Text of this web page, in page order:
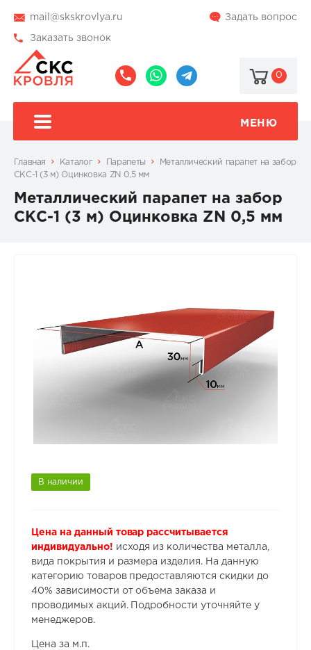
mail@skskrovlya.ru Задать вопрос
Заказать звонок
0
МЕНЮ
Главная Каталог Парапеты
Металлический парапет на забор
СКС-1 (3 м) Оцинковка ZN 0,5 мм
Металлический парапет на забор
СКС-1 (3 м) Оцинковка ZN 0,5 мм
В наличии
Цена на данный товар рассчитывается
индивидуально! исходя из количества металла,
вида покрытия и размера изделия. На данную
категорию товаров предоставляются скидки до
40% зависимости от объема заказа и
проводимых акций. Подробности уточняйте у
менеджеров.
Цена за м.п.